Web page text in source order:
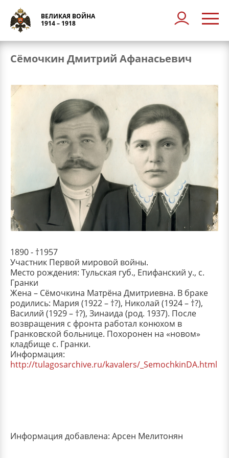
ВЕЛИКАЯ ВОЙНА
1914 – 1918
Сёмочкин Дмитрий Афанасьевич
1890 - †1957
Участник Первой мировой войны.
Место рождения: Тульская губ., Епифанский у., с.
Гранки
Жена – Сёмочкина Матрёна Дмитриевна. В браке
родились: Мария (1922 – †?), Николай (1924 – †?),
Василий (1929 – †?), Зинаида (род. 1937). После
возвращения с фронта работал конюхом в
Гранковской больнице. Похоронен на «новом»
кладбище с. Гранки.
Информация:
http://tulagosarchive.ru/kavalers/_SemochkinDA.html
Информация добавлена: Арсен Мелитонян